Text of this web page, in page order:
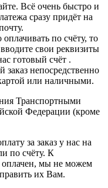
Всё очень быстро и
сразу придёт на
по счёту, то
свои реквизиты
готовый счёт .
непосредственно
или наличными.
Транспортными
Федерации (кроме
за заказ у нас на
по счёту. К
оплачен, мы не можем
их Вам.